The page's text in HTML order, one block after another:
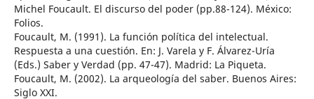
Michel Foucault. El discurso del poder (pp.88-124). México:
Folios.
Foucault, M. (1991). La función política del intelectual.
Respuesta a una cuestión. En: J. Varela y F. Álvarez-Uría
(Eds.) Saber y Verdad (pp. 47-47). Madrid: La Piqueta.
Foucault, M. (2002). La arqueología del saber. Buenos Aires:
Siglo XXI.